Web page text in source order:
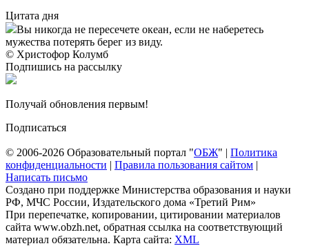
Цитата дня
Вы никогда не пересечете океан, если не наберетесь
мужества потерять берег из виду.
© Христофор Колумб
Подпишись на рассылку
Получай обновления первым!
Подписаться
© 2006-2026 Образовательный портал "ОБЖ" | Политика
конфиденциальности | Правила пользования сайтом |
Написать письмо
Создано при поддержке Министерства образования и науки
РФ, МЧС России, Издательского дома «Третий Рим»
При перепечатке, копировании, цитировании материалов
сайта www.obzh.net, обратная ссылка на соответствующий
материал обязательна. Карта сайта: XML